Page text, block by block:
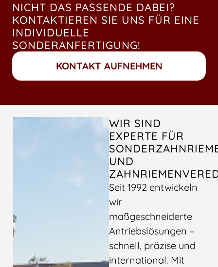
NICHT DAS PASSENDE DABEI?
KONTAKTIEREN SIE UNS FÜR EINE
INDIVIDUELLE
SONDERANFERTIGUNG!
KONTAKT AUFNEHMEN
WIR SIND
EXPERTE FÜR
UND
Seit 1992 entwickeln
wir
maßgeschneiderte
Antriebslösungen –
schnell, präzise und
international. Mit